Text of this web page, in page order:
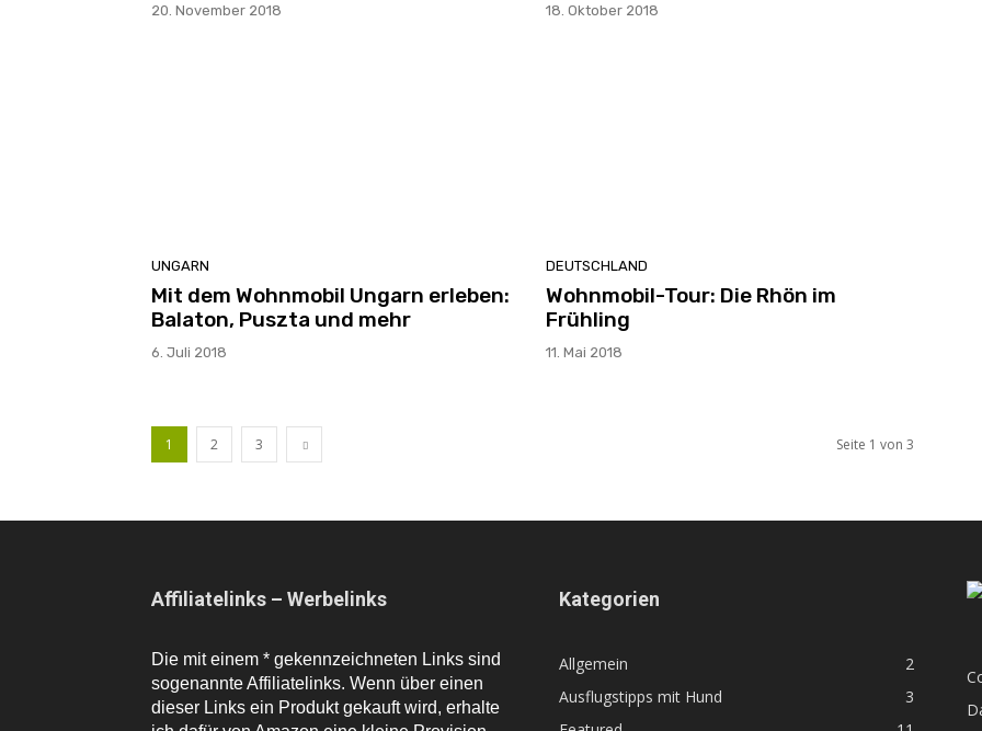
20. November 2018 18. Oktober 2018
UNGARN
Mit dem Wohnmobil Ungarn erleben:
Balaton, Puszta und mehr
6. Juli 2018
DEUTSCHLAND
Wohnmobil-Tour: Die Rhön im
Frühling
11. Mai 2018
1 2 3 Seite 1 von 3
Affiliatelinks – Werbelinks
Die mit einem * gekennzeichneten Links sind
sogenannte Affiliatelinks. Wenn über einen
dieser Links ein Produkt gekauft wird, erhalte
Kategorien
Allgemein
2
Ausflugstipps mit Hund
3